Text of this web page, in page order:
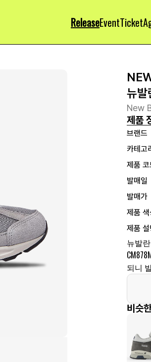
ReleaseEventTicket
뉴발
New
제품
브랜드
카테고
제품 코
발매일
발매가
제품
제품 설
뉴발
되니
비슷